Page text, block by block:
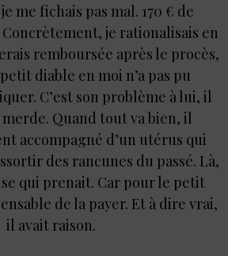
me fichais pas mal. 170 € de
je rationalisais en
remboursée après le procès,
diable en moi n’a pas pu
C’est son problème à lui, il
Quand tout va bien, il
accompagné d’un utérus qui
des rancunes du passé. Là,
qui prenait. Car pour le petit
de la payer. Et à dire vrai,
il avait raison.